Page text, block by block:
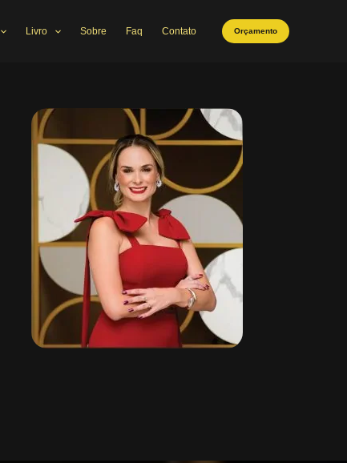
Livro Sobre Faq Contato Orçamento